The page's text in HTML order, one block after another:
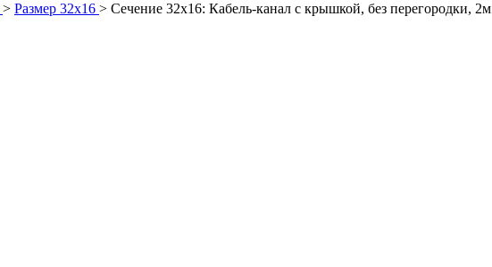
> Размер 32х16 > Сечение 32х16: Кабель-канал с крышкой, без перегородки, 2м